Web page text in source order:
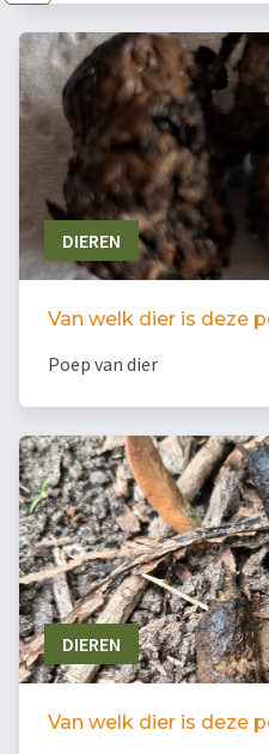
DIEREN
Van welk dier is deze
Poep van dier
DIEREN
Van welk dier is deze